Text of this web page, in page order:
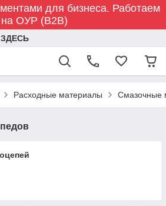
для бизнеса. Работаем
на ОУР (B2B)
Расходные материалы Смазочные